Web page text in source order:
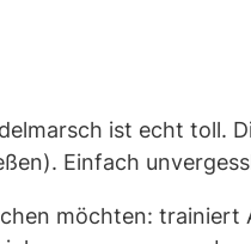
ist echt toll.
Einfach
möchten: